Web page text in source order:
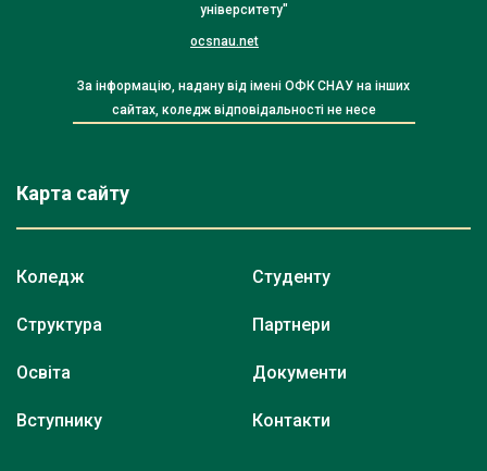
університету"
ocsnau.net
За інформацію, надану від імені ОФК СНАУ на інших
сайтах, коледж відповідальності не несе
Карта сайту
Коледж
Структура
Освіта
Вступнику
Студенту
Партнери
Документи
Контакти